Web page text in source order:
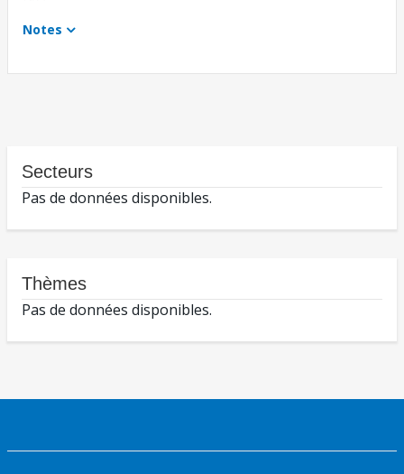
Notes
Secteurs
Pas de données disponibles.
Thèmes
Pas de données disponibles.